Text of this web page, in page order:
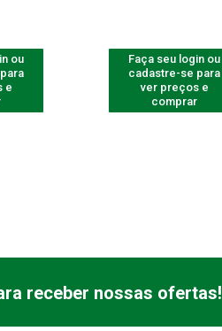
ou
e
Faça seu login ou
cadastre-se para
ver preços e
comprar
receber nossas ofertas!